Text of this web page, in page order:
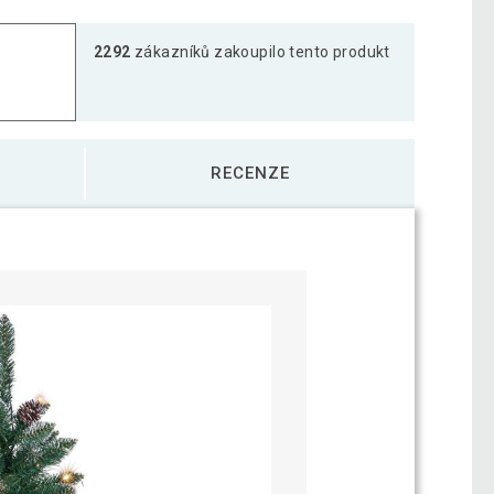
2292 zákazníků zakoupilo tento produkt
RECENZE